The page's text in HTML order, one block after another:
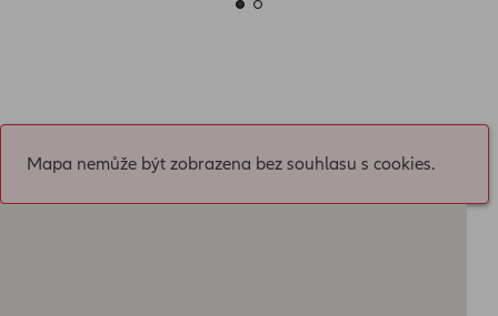
Mapa nemůže být zobrazena bez souhlasu s cookies.